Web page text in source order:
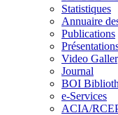
Statistiques
Annuaire
Publications
Video
Journal
BOI
e-Services
ACIA/